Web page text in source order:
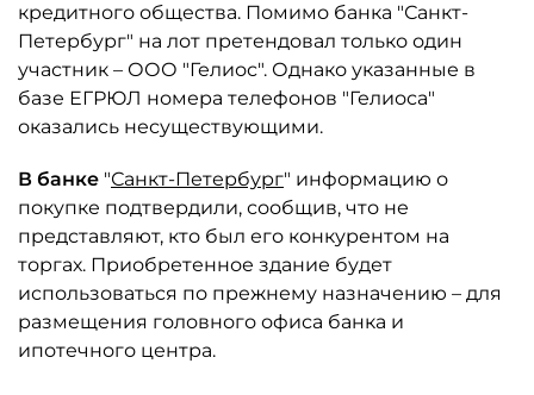
кредитного общества. Помимо банка "Санкт-
Петербург" на лот претендовал только один
участник – ООО "Гелиос". Однако указанные в
базе ЕГРЮЛ номера телефонов "Гелиоса"
оказались несуществующими.
В банке "Санкт-Петербург" информацию о
покупке подтвердили, сообщив, что не
представляют, кто был его конкурентом на
торгах. Приобретенное здание будет
использоваться по прежнему назначению – для
размещения головного офиса банка и
ипотечного центра.